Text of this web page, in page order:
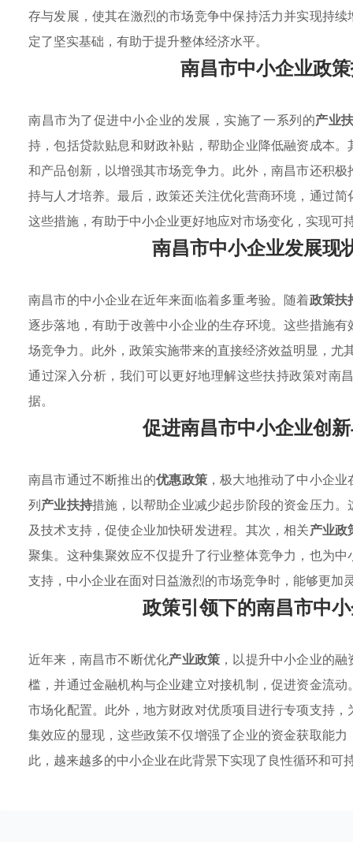
存与发展，使其在激烈的市场竞争中保持活力并实现持
定了坚实基础，有助于提升整体经济水平。
南昌市中小企业政
南昌市为了促进中小企业的发展，实施了一系列的产业
持，包括贷款贴息和财政补贴，帮助企业降低融资成本
和产品创新，以增强其市场竞争力。此外，南昌市还积
持与人才培养。最后，政策还关注优化营商环境，通过
这些措施，有助于中小企业更好地应对市场变化，实现可
南昌市中小企业发展现
南昌市的中小企业在近年来面临着多重考验。随着政策扶
逐步落地，有助于改善中小企业的生存环境。这些措施有
场竞争力。此外，政策实施带来的直接经济效益明显，
通过深入分析，我们可以更好地理解这些扶持政策对南
据。
促进南昌市中小企业创
南昌市通过不断推出的优惠政策，极大地推动了中小企
列产业扶持措施，以帮助企业减少起步阶段的资金压力
及技术支持，促使企业加快研发进程。其次，相关产业政
聚集。这种集聚效应不仅提升了行业整体竞争力，也为
支持，中小企业在面对日益激烈的市场竞争时，能够更加
政策引领下的南昌市中
近年来，南昌市不断优化产业政策 ，以提升中小企业的
槛，并通过金融机构与企业建立对接机制，促进资金流
市场化配置。此外，地方财政对优质项目进行专项支持
集效应的显现，这些政策不仅增强了企业的资金获取能
此，越来越多的中小企业在此背景下实现了良性循环和可